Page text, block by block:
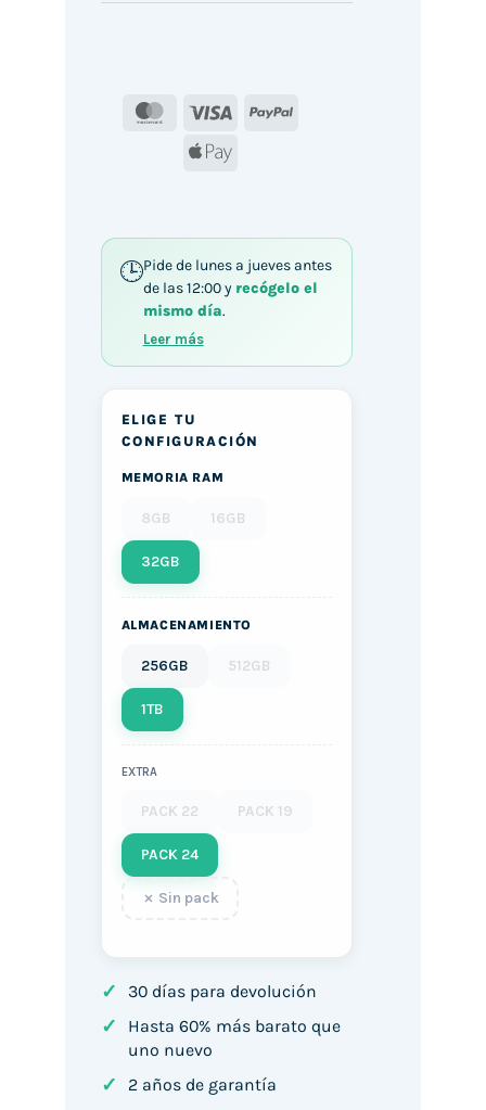
MasterCard
Visa
PayPal
Apple
Pide de lunes a jueves antes
de las 12:00 y recógelo el
mismo día.
Leer más
ELIGE TU
CONFIGURACIÓN
MEMORIA RAM
8GB 16GB
32GB
ALMACENAMIENTO
256GB 512GB
1TB
EXTRA
PACK 22 PACK 19
PACK 24
Sin pack
✓ 30 días para devolución
✓
Hasta 60% más barato que
uno nuevo
✓ 2 años de garantía